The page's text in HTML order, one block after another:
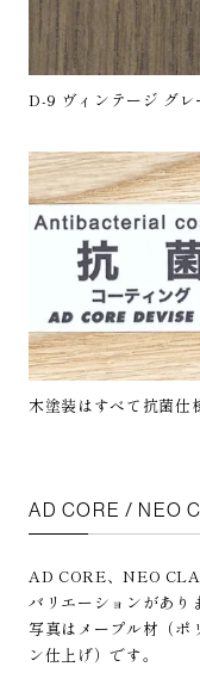
D-9 ヴィンテージ グレ
木塗装はすべて抗菌仕
AD CORE / NEO
AD CORE、NEO
バリエーションがあり
写真はメープル材（ポ
ン仕上げ）です。